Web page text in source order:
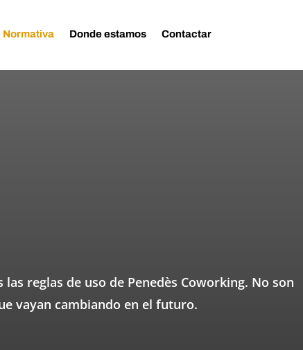
Normativa Donde estamos Contactar
las reglas de uso de Penedès Coworking. No son
vayan cambiando en el futuro.